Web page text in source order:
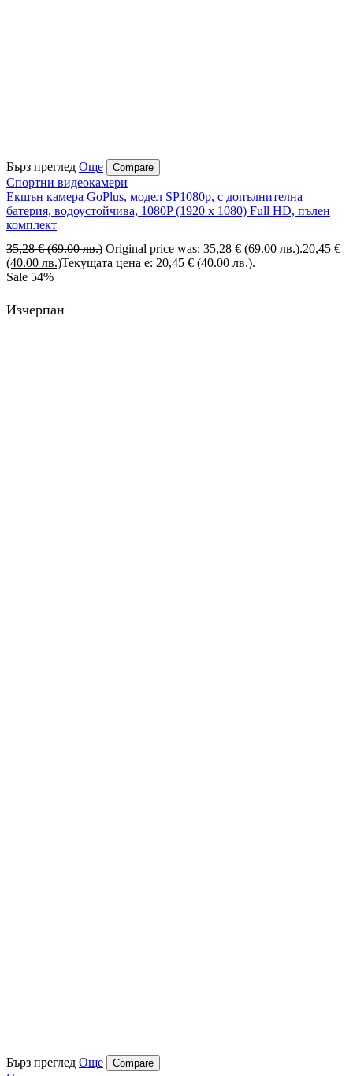
Бърз преглед Още Compare
Спортни видеокамери
Екшън камера GoPlus, модел SP1080p, с допълнителна
батерия, водоустойчива, 1080P (1920 х 1080) Full HD, пълен
комплект
35,28€ (69.00 лв.) Original price was: 35,28 € (69.00 лв.).20,45 €
(40.00 лв.)Текущата цена е: 20,45 € (40.00 лв.).
Sale 54%
Изчерпан
Бърз преглед Още Compare